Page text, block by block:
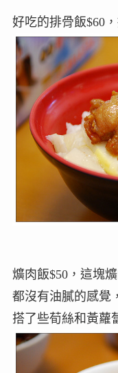
好吃的排骨飯$60
爌肉飯$50，這塊
都沒有油膩的感覺
搭了些荀絲和黃蘿